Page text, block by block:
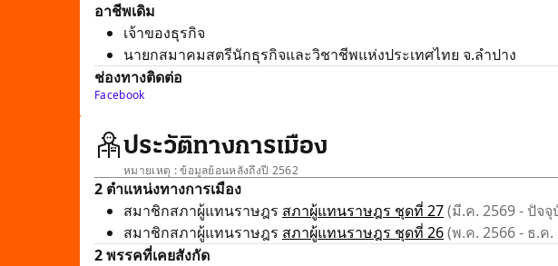
อาชีพเดิม
เจ้าของธุรกิจ
นายกสมาคมสตรีนักธุรกิจและวิชาชีพแห่งประเทศไทย จ.ลำปาง
ช่องทางติดต่อ
Facebook
ประวัติทางการเมือง
หมายเหตุ : ข้อมูลย้อนหลังถึงปี 2562
2 ตำแหน่งทางการเมือง
สมาชิกสภาผู้แทนราษฎร สภาผู้แทนราษฎร ชุดที่ 27(มี.ค. 2569 - ปัจจุ
สมาชิกสภาผู้แทนราษฎร สภาผู้แทนราษฎร ชุดที่ 26(พ.ค. 2566 - ธ.ค.
2 พรรคที่เคยสังกัด